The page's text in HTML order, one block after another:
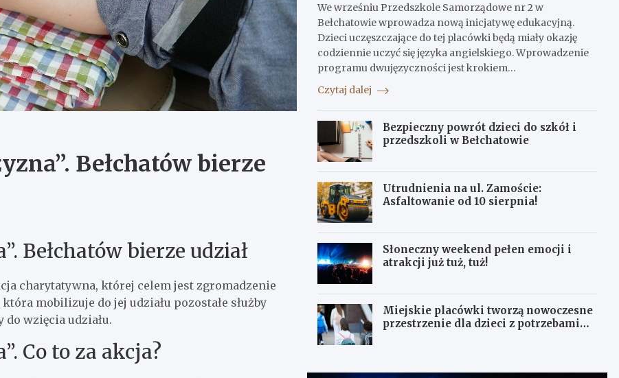
Bełchatów bierze
Bełchatów bierze udział
charytatywna, której celem jest zgromadzenie
mobilizuje do jej udziału pozostałe służby
wzięcia udziału.
Co to za akcja?
We wrześniu Przedszkole Samorządowe nr 2 w
Bełchatowie wprowadza nową inicjatywę edukacyjną.
Dzieci uczęszczające do tej placówki będą miały okazję
codziennie uczyć się języka angielskiego. Wprowadzenie
programu dwujęzyczności jest krokiem…
Czytaj dalej
Bezpieczny powrót dzieci do szkół i
przedszkoli w Bełchatowie
Utrudnienia na ul. Zamoście:
Asfaltowanie od 10 sierpnia!
Słoneczny weekend pełen emocji i
atrakcji już tuż, tuż!
Miejskie placówki tworzą nowoczesne
przestrzenie dla dzieci z potrzebami